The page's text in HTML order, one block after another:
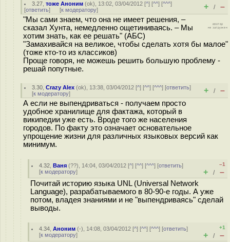
3.27 ,тоже Аноним (ok), 13:02, 03/04/2012 [^] [^^] [^^^]
[ответить] [к модератору] + / –
"Мы сами знаем, что она не имеет решения, –
сказал Хунта, немедленно ощетиниваясь. – Мы
хотим знать, как ее решать" (АБС)
"Замахивайся на великое, чтобы сделать хотя бы малое"
(тоже кто-то из классиков)
Проще говоря, не можешь решить большую проблему -
решай попутные.
3.30 ,Crazy Alex (ok), 13:38, 03/04/2012 [^] [^^] [^^^] [ответить]
[к модератору] + / –
А если не выпендриваться - получаем просто
удобное хранилище для фактажа, который в
википедии уже есть. Вроде того же населения
городов. По факту это означает основательное
упрощение жизни для различных языковых версий как
минимум.
4.32 ,Ваня (??), 14:04, 03/04/2012 [^] [^^] [^^^] [ответить]
[к модератору]
–1
+ / –
Почитай историю языка UNL (Universal Network
Language), разрабатываемого в 80-90-е годы. А уже
потом, владея знаниями и не "выпендриваясь" сделай
выводы.
4.34 ,Аноним (-), 14:08, 03/04/2012 [^] [^^] [^^^] [ответить]
[к модератору]
+1
+ / –